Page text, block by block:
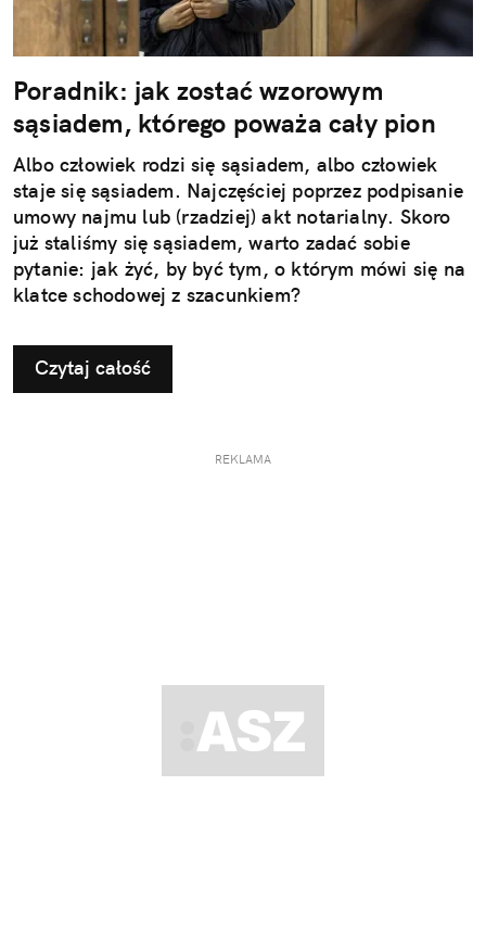
Poradnik: jak zostać wzorowym
sąsiadem, którego poważa cały pion
Albo człowiek rodzi się sąsiadem, albo człowiek
staje się sąsiadem. Najczęściej poprzez podpisanie
umowy najmu lub (rzadziej) akt notarialny. Skoro
już staliśmy się sąsiadem, warto zadać sobie
pytanie: jak żyć, by być tym, o którym mówi się na
klatce schodowej z szacunkiem?
Czytaj całość
REKLAMA